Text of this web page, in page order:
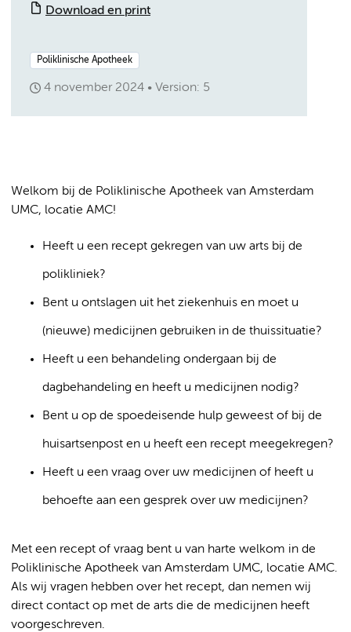
Download en print
Poliklinische Apotheek
4 november 2024 Version: 5
Welkom bij de Poliklinische Apotheek van Amsterdam
UMC, locatie AMC!
Heeft u een recept gekregen van uw arts bij de
polikliniek?
Bent u ontslagen uit het ziekenhuis en moet u
(nieuwe) medicijnen gebruiken in de thuissituatie?
Heeft u een behandeling ondergaan bij de
dagbehandeling en heeft u medicijnen nodig?
Bent u op de spoedeisende hulp geweest of bij de
huisartsenpost en u heeft een recept meegekregen?
Heeft u een vraag over uw medicijnen of heeft u
behoefte aan een gesprek over uw medicijnen?
Met een recept of vraag bent u van harte welkom in de
Poliklinische Apotheek van Amsterdam UMC, locatie AMC.
Als wij vragen hebben over het recept, dan nemen wij
direct contact op met de arts die de medicijnen heeft
voorgeschreven.